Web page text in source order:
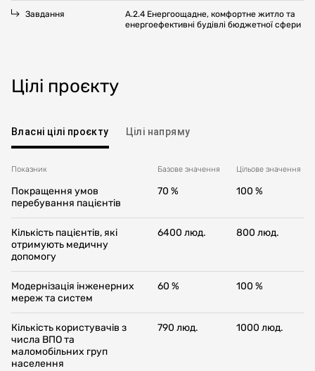
Завдання
А.2.4 Енергоощадне, комфортне житло та
енергоефективні будівлі бюджетної сфери
Цілі проєкту
Власні цілі проєкту Цілі напряму
Показник Базове значення Цільовe значення
Покращення умов
перебування пацієнтів
70 % 100 %
Кількість пацієнтів, які
отримують медичну
допомогу
6400 люд. 800 люд.
Модернізація інженерних
мереж та систем
60 % 100 %
Кількість користувачів з
числа ВПО та
маломобільних груп
населення
790 люд. 1000 люд.